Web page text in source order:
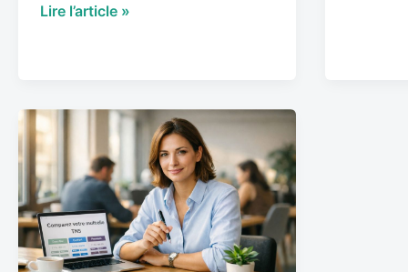
Lire l’article »
Mutuelle
Auto-
Entrepreneur
:
Guide
2026